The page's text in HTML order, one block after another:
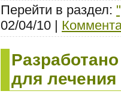
Перейти в раздел:
02/04/10 |
для